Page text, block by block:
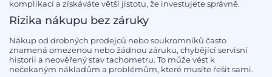
komplikací a získáváte větší jistotu, že investujete správně.
Rizika nákupu bez záruky
Nákup od drobných prodejců nebo soukromníků často
znamená omezenou nebo žádnou záruku, chybějící servisní
historii a neověřený stav tachometru. To může vést k
nečekaným nákladům a problémům, které musíte řešit sami.